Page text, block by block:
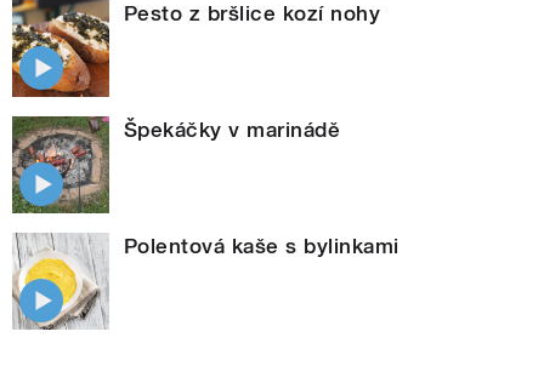
Pesto z bršlice kozí nohy
Špekáčky v marinádě
Polentová kaše s bylinkami